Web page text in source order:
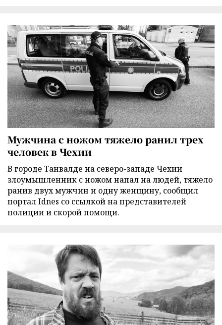
Мужчина с ножом тяжело ранил трех
человек в Чехии
В городе Танвалде на северо-западе Чехии
злоумышленник с ножом напал на людей, тяжело
ранив двух мужчин и одну женщину, сообщил
портал Idnes со ссылкой на представителей
полиции и скорой помощи.